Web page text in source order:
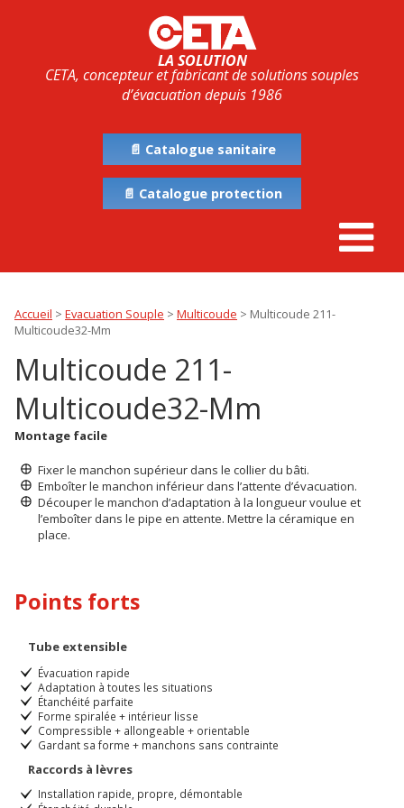
LA SOLUTION
CETA, concepteur et fabricant de solutions souples
d’évacuation depuis 1986
📄 Catalogue sanitaire
📄 Catalogue protection
Accueil > Evacuation Souple > Multicoude > Multicoude 211-
Multicoude32-Mm
Multicoude 211-
Multicoude32-Mm
Montage facile
Fixer le manchon supérieur dans le collier du bâti.
Emboîter le manchon inférieur dans l’attente d’évacuation.
Découper le manchon d’adaptation à la longueur voulue et
l’emboîter dans le pipe en attente. Mettre la céramique en
place.
Points forts
Tube extensible
Évacuation rapide
Adaptation à toutes les situations
Étanchéité parfaite
Forme spiralée + intérieur lisse
Compressible + allongeable + orientable
Gardant sa forme + manchons sans contrainte
Raccords à lèvres
Installation rapide, propre, démontable